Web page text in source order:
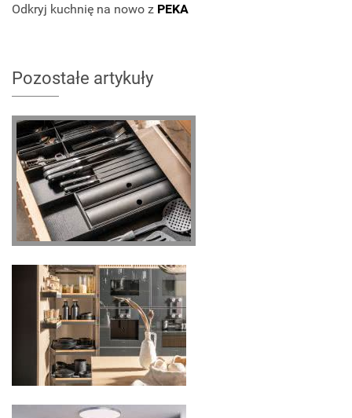
Odkryj kuchnię na nowo z PEKA
Pozostałe artykuły